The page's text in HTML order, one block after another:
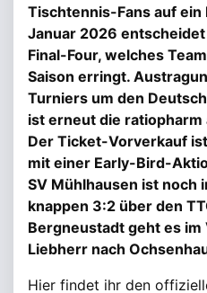
Tischtennis-Fans auf
Januar 2026
Final-Four, welches
Saison erringt.
Turniers um den
ist erneut die
Der Ticket-Vorverkauf
mit einer Early-Bird-
SV Mühlhausen ist noch
knappen 3:2 über den
Bergneustadt geht es
Liebherr nach
Hier findet ihr den